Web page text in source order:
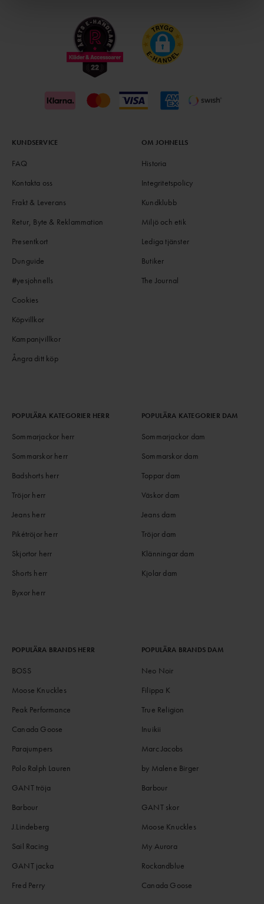
KUNDSERVICE
FAQ
Kontakta oss
Frakt & Leverans
Retur, Byte & Reklammation
Presentkort
Dunguide
#yesjohnells
Cookies
Köpvillkor
Kampanjvillkor
Ångra ditt köp
OM JOHNELLS
Historia
Integritetspolicy
Kundklubb
Miljö och etik
Lediga tjänster
Butiker
The Journal
POPULÄRA KATEGORIER HERR
Sommarjackor herr
Sommarskor herr
Badshorts herr
Tröjor herr
Jeans herr
Pikétröjor herr
Skjortor herr
Shorts herr
Byxor herr
POPULÄRA KATEGORIER DAM
Sommarjackor dam
Sommarskor dam
Toppar dam
Väskor dam
Jeans dam
Tröjor dam
Klänningar dam
Kjolar dam
POPULÄRA BRANDS HERR
BOSS
Moose Knuckles
Peak Performance
Canada Goose
Parajumpers
Polo Ralph Lauren
GANT tröja
Barbour
J.Lindeberg
Sail Racing
GANT jacka
Fred Perry
POPULÄRA BRANDS DAM
Neo Noir
Filippa K
True Religion
Inuikii
Marc Jacobs
by Malene Birger
Barbour
GANT skor
Moose Knuckles
My Aurora
Rockandblue
Canada Goose